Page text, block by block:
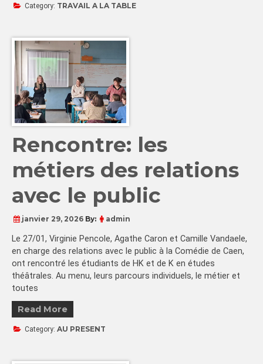
Category: TRAVAIL A LA TABLE
Rencontre: les
métiers des relations
avec le public
janvier 29, 2026 By: admin
Le 27/01, Virginie Pencole, Agathe Caron et Camille Vandaele,
en charge des relations avec le public à la Comédie de Caen,
ont rencontré les étudiants de HK et de K en études
théâtrales. Au menu, leurs parcours individuels, le métier et
toutes
Read More
Category: AU PRESENT